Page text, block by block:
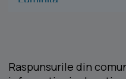
Raspunsurile din